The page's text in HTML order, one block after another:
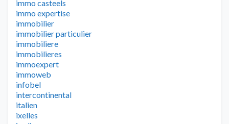
immo casteels
immo expertise
immobilier
immobilier particulier
immobiliere
immobilieres
immoexpert
immoweb
infobel
intercontinental
italien
ixelles